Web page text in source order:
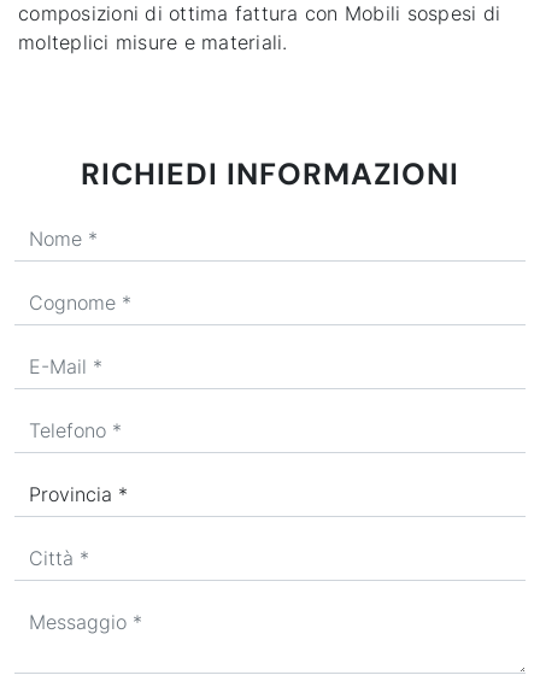
composizioni di ottima fattura con Mobili sospesi di
molteplici misure e materiali.
RICHIEDI INFORMAZIONI